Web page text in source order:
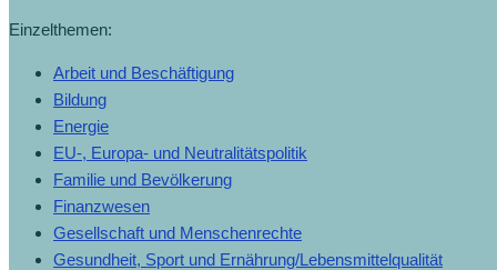
Einzelthemen:
Arbeit und Beschäftigung
Bildung
Energie
EU-, Europa- und Neutralitätspolitik
Familie und Bevölkerung
Finanzwesen
Gesellschaft und Menschenrechte
Gesundheit, Sport und Ernährung/Lebensmittelqualität